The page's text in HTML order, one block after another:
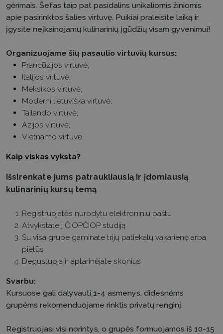
gėrimais. Šefas taip pat pasidalins unikaliomis žiniomis
apie pasirinktos šalies virtuvę. Puikiai praleisite laiką ir
įgysite neįkainojamų kulinarinių įgūdžių visam gyvenimui!
Organizuojame šių pasaulio virtuvių kursus:
Prancūzijos virtuvė;
Italijos virtuvė;
Meksikos virtuvė;
Moderni lietuviška virtuvė;
Tailando virtuvė;
Azijos virtuvė;
Vietnamo virtuvė.
Kaip viskas vyksta?
Išsirenkate jums patraukliausią ir įdomiausią
kulinarinių kursų temą
Registruojatės nurodytu elektroniniu paštu
Atvykstate į ČIOPČIOP studiją
Su visa grupe gaminate trijų patiekalų vakarienę arba
pietūs
Degustuoja ir aptarinėjate skonius
Svarbu:
Kursuose gali dalyvauti 1-4 asmenys, didesnėms
grupėms rekomenduojame rinktis privatų renginį.
Registruojasi visi norintys, o grupės formuojamos iš 10-15